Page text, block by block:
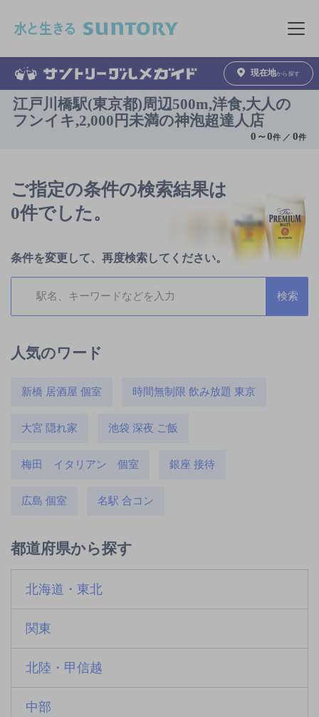
メニュ
現在地から探す
江戸川橋駅(東京都)周辺500m,洋食,大人の
フンイキ,2,000円未満の神泡超達人店
0 ～0件 ／0件
ご指定の条件の検索結果は
0件でした。
条件を変更して、再度検索してください。
人気のワード
新橋 居酒屋 個室 時間無制限 飲み放題 東京
大宮 隠れ家 池袋 深夜 ご飯
梅田 イタリアン 個室 銀座 接待
広島 個室 名駅 合コン
都道府県から探す
北海道・東北
関東
北陸・甲信越
中部